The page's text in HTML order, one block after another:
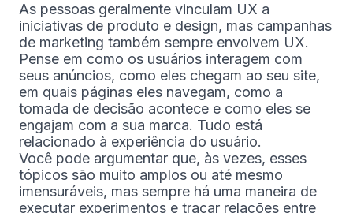
As pessoas geralmente vinculam UX a
iniciativas de produto e design, mas campanhas
de marketing também sempre envolvem UX.
Pense em como os usuários interagem com
seus anúncios, como eles chegam ao seu site,
em quais páginas eles navegam, como a
tomada de decisão acontece e como eles se
engajam com a sua marca. Tudo está
relacionado à experiência do usuário.
Você pode argumentar que, às vezes, esses
tópicos são muito amplos ou até mesmo
imensuráveis, mas sempre há uma maneira de
executar experimentos e traçar relações entre